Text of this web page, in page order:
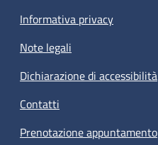
Informativa privacy
Note legali
Dichiarazione di accessibilità
Contatti
Prenotazione appuntamento